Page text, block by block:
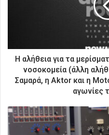
τ
ή
σ
Η αλήθεια για τα
νοσοκομεία (άλλη
Σαμαρά, η Aktor και η
αγωνίες